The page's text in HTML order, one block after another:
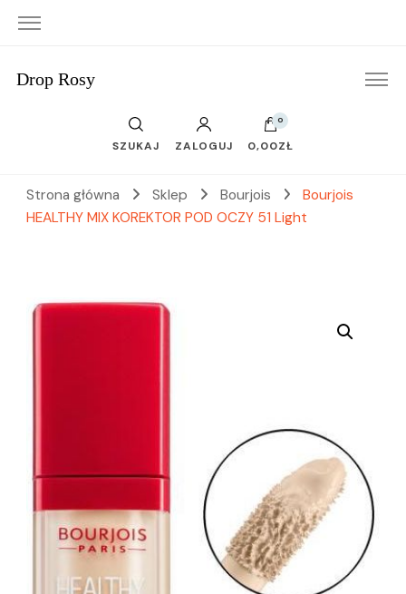
Drop Rosy
SZUKAJ ZALOGUJ
0
0,00ZŁ
Strona główna Sklep Bourjois
Bourjois
HEALTHY MIX KOREKTOR POD OCZY 51 Light